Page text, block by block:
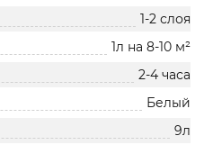
1-2 слоя
1л на 8-10 м²
2-4 часа
Белый
9л